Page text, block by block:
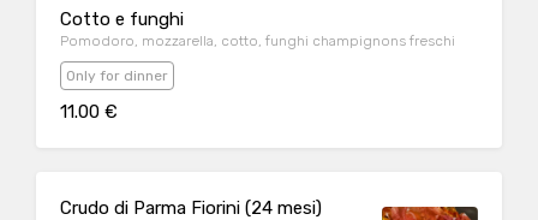
Cotto e funghi
Pomodoro, mozzarella, cotto, funghi champignons freschi
Only for dinner
11.00 €
Crudo di Parma Fiorini (24 mesi)